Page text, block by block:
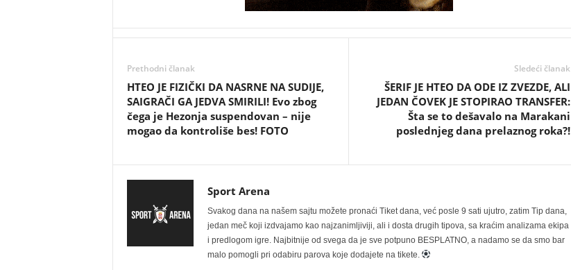
Prethodni članak
HTEO JE FIZIČKI DA NASRNE NA SUDIJE,
SAIGRAČI GA JEDVA SMIRILI! Evo zbog
čega je Hezonja suspendovan – nije
mogao da kontroliše bes! FOTO
Sledeći članak
ŠERIF JE HTEO DA ODE IZ ZVEZDE, ALI
JEDAN ČOVEK JE STOPIRAO TRANSFER:
Šta se to dešavalo na Marakani
poslednjeg dana prelaznog roka?!
Sport Arena
Svakog dana na našem sajtu možete pronaći Tiket dana, već posle 9 sati ujutro, zatim Tip dana,
jedan meč koji izdvajamo kao najzanimljiviji, ali i dosta drugih tipova, sa kraćim analizama ekipa
i predlogom igre. Najbitnije od svega da je sve potpuno BESPLATNO, a nadamo se da smo bar
malo pomogli pri odabiru parova koje dodajete na tikete.